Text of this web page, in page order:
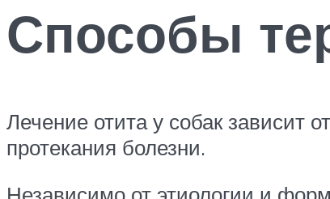
Способы
Лечение отита у собак зависит
протекания болезни.